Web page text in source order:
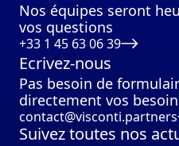
Nos équipes seront
vos questions
+33 1 45 63 06 39
Ecrivez-nous
Pas besoin de
directement vos
contact@visconti.partners
Suivez toutes nos